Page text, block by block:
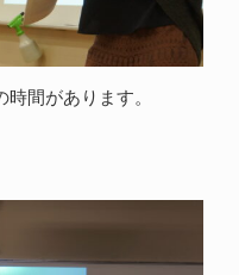
間があります。